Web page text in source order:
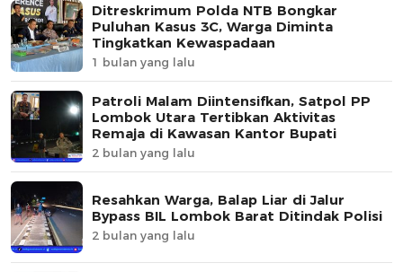
Ditreskrimum Polda NTB Bongkar
Puluhan Kasus 3C, Warga Diminta
Tingkatkan Kewaspadaan
1 bulan yang lalu
Patroli Malam Diintensifkan, Satpol PP
Lombok Utara Tertibkan Aktivitas
Remaja di Kawasan Kantor Bupati
2 bulan yang lalu
Resahkan Warga, Balap Liar di Jalur
Bypass BIL Lombok Barat Ditindak Polisi
2 bulan yang lalu